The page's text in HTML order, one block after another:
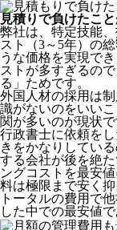
見積りで負けたこ
弊社は、特定技能
スト（3～5年）の
うな価格を実現で
ストが多すぎるの
る」 ためです。
外国人材の採用は
識がないのをいい
関が多いのが現状
行政書士に依頼を
きをかなりしてい
する会社が後を絶
ングコストを最安
料は極限まで安く抑
トータルの費用で
した中での最安値